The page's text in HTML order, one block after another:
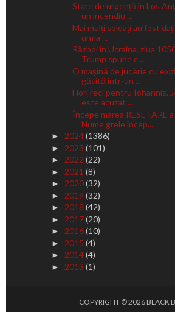
Stare de urgență în Los
un incendiu ...
Mai mulți soldați au fost
urma ...
Război în Ucraina, ziua
Trump spune c...
O mașină de jucărie cu
găsită într-un ...
Fiori reci pentru Iohannis.
este acuzat ...
Începe marea RESETARE
Nume grele încep...
► 2024(1386)
► 2023 (101)
► 2022 (22)
► 2021 (8)
► 2020(32)
► 2019 (32)
► 2018 (42)
► 2017(20)
► 2016(10)
► 2015 (4)
► 2014(4)
► 2013 (1)
COPYRIGHT ©2026 BLACK